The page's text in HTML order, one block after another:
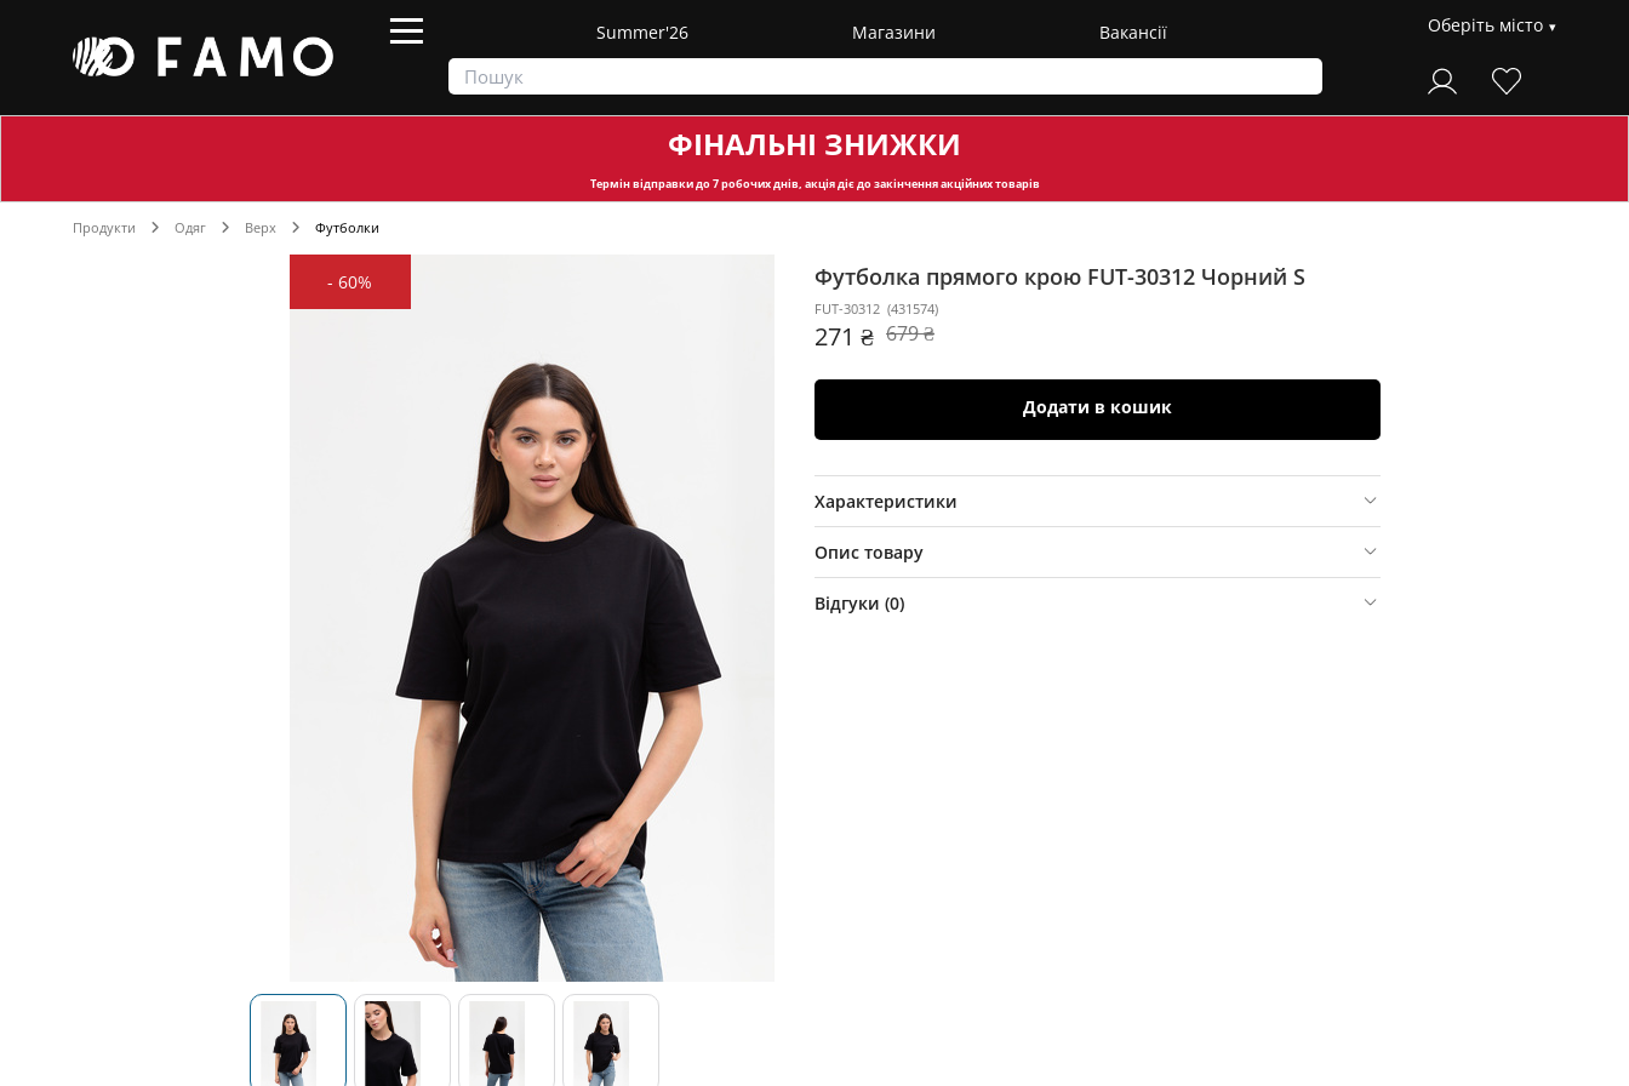
Summer'26 Магазини Вакансії Оберіть місто
ФІНАЛЬНІ ЗНИЖКИ
Термін відправкидо 7 робочих днів, акція діє до закінчення акційних товарів
Продукти Одяг Верх Футболки
-60% Футболка прямого крою FUT-30312 Чорний S
FUT-30312 (431574)
271 ₴ 679 ₴
Додати в кошик
Характеристики
Опис товару
Відгуки (0)